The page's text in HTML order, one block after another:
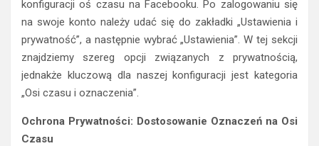
konfiguracji oś czasu na Facebooku. Po zalogowaniu się
na swoje konto należy udać się do zakładki „Ustawienia i
prywatność”, a następnie wybrać „Ustawienia”. W tej sekcji
znajdziemy szereg opcji związanych z prywatnością,
jednakże kluczową dla naszej konfiguracji jest kategoria
„Osi czasu i oznaczenia”.
Ochrona Prywatności: Dostosowanie Oznaczeń na Osi
Czasu